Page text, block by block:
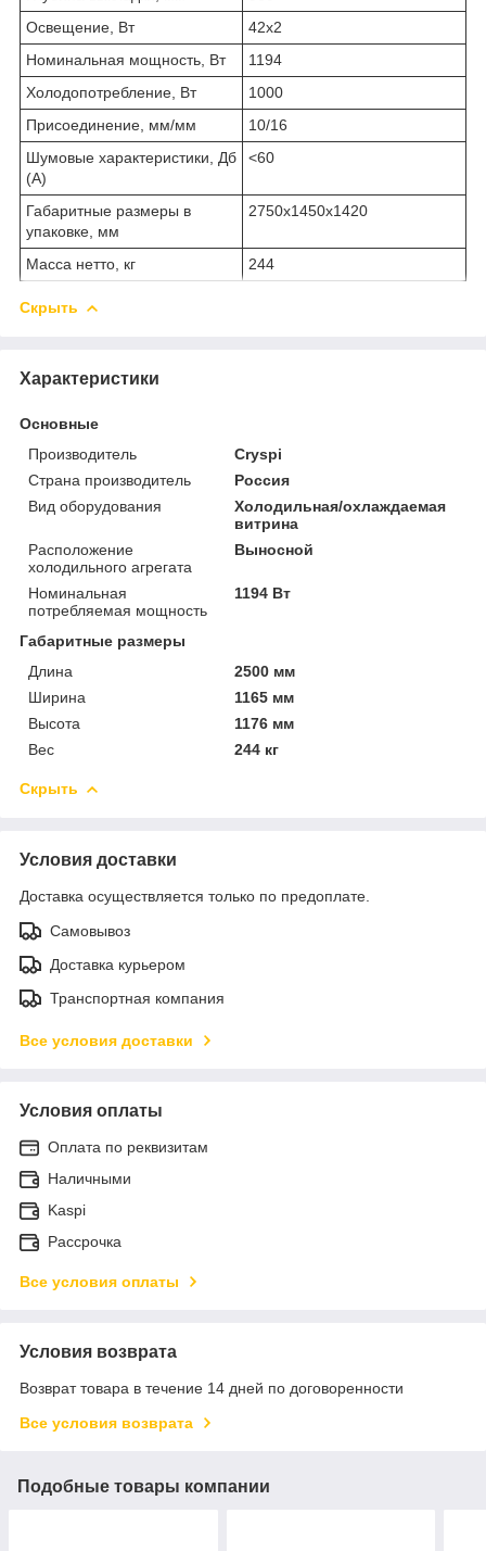
Освещение, Вт
42x2
Номинальная мощность, Вт
1194
Холодопотребление, Вт
1000
Присоединение, мм/мм
10/16
Шумовые характеристики, Дб
(А)
<60
Габаритные размеры в
упаковке, мм
2750х1450х1420
Масса нетто, кг 244
Скрыть
Характеристики
Основные
Производитель
Cryspi
Страна производитель
Россия
Вид оборудования
Холодильная/охлаждаемая
витрина
Расположение
холодильного агрегата
Выносной
Номинальная
потребляемая мощность
1194 Вт
Габаритные размеры
Длина
2500 мм
Ширина
1165 мм
Высота
1176 мм
Вес
244 кг
Скрыть
Условия доставки
Доставка осуществляется только по предоплате.
Самовывоз
Доставка курьером
Транспортная компания
Все условия доставки
Условия оплаты
Оплата по реквизитам
Наличными
Kaspi
Рассрочка
Все условия оплаты
Условия возврата
Возврат товара в течение 14 дней по договоренности
Все условия возврата
Подобные товары компании